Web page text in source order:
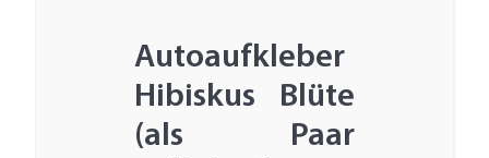
Autoaufkleber
Hibiskus Blüte
(als Paar